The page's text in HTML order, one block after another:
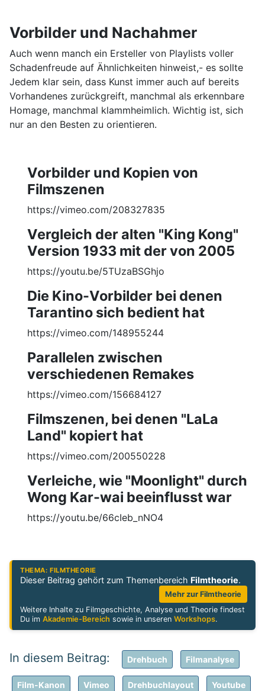
Vorbilder und Nachahmer
Auch wenn manch ein Ersteller von Playlists voller
Schadenfreude auf Ähnlichkeiten hinweist,- es sollte
Jedem klar sein, dass Kunst immer auch auf bereits
Vorhandenes zurückgreift, manchmal als erkennbare
Homage, manchmal klammheimlich. Wichtig ist, sich
nur an den Besten zu orientieren.
Vorbilder und Kopien von
Filmszenen
https://vimeo.com/208327835
Vergleich der alten "King Kong"
Version 1933 mit der von 2005
https://youtu.be/5TUzaBSGhjo
Die Kino-Vorbilder bei denen
Tarantino sich bedient hat
https://vimeo.com/148955244
Parallelen zwischen
verschiedenen Remakes
https://vimeo.com/156684127
Filmszenen, bei denen "LaLa
Land" kopiert hat
https://vimeo.com/200550228
Verleiche, wie "Moonlight" durch
Wong Kar-wai beeinflusst war
https://youtu.be/66cIeb_nNO4
THEMA: FILMTHEORIE
Dieser Beitrag gehört zum Themenbereich Filmtheorie.
Mehr zur Filmtheorie
Weitere Inhalte zu Filmgeschichte, Analyse und Theorie findest
Du imAkademie-Bereich sowie in unserenWorkshops.
Drehbuch Filmanalyse
Film-Kanon Vimeo Drehbuchlayout Youtube